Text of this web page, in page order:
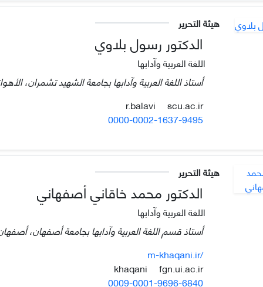
هيئة التحرير
الدكتور رسول بلاوي
اللغة العربية وآدابها
أستاذ اللغة العربية وآدابها بجامعة الشهيد تشمران،
r.balavi
scu.ac.ir
0000-0002-1637-9495
هيئة التحرير
الدكتور محمد خاقاني أصفهاني
اللغة العربية وآدابها
أستاذ قسم اللغة العربية وآدابها بجامعة أصفهان،
m-khaqani.ir/
khaqani
fgn.ui.ac.ir
0009-0001-9696-6840